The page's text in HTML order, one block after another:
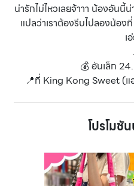
น่ารักไม่ไหวเลยจ้าาา น้องอัน
แปลว่าเราต้องรีบไปลองน้องที่
เ
.
💰 อันเล็ก
📍ที่ King Kong Sweet (แ
โปรโมชั